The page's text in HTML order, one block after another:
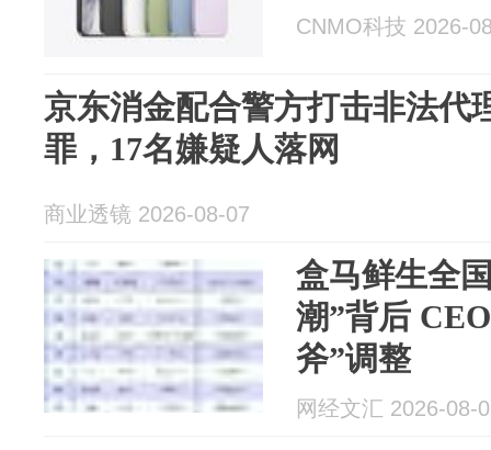
CNMO科技 2026-
京东消金配合警方打击非法代
罪，17名嫌疑人落网
商业透镜 2026-08-07
盒马鲜生全
潮”背后
斧”调整
网经文汇 2026-08-